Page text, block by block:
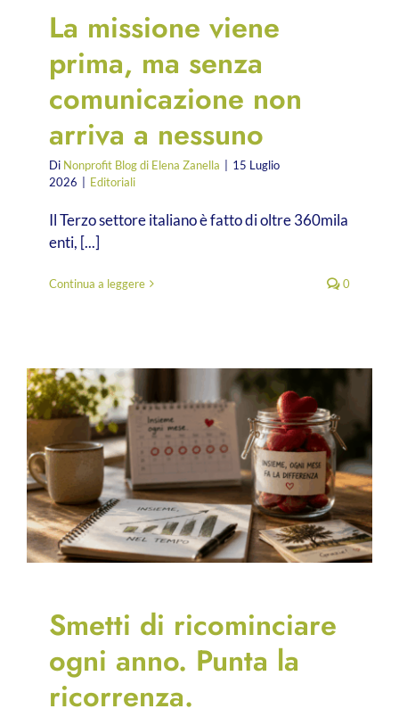
La missione viene
prima, ma senza
comunicazione non
arriva a nessuno
Di Nonprofit Blog di Elena Zanella
15 Luglio
2026
Editoriali
Il Terzo settore italiano è fatto di oltre 360mila
enti, [...]
Continua a leggere 0
Smetti di ricominciare
ogni anno. Punta la
ricorrenza.